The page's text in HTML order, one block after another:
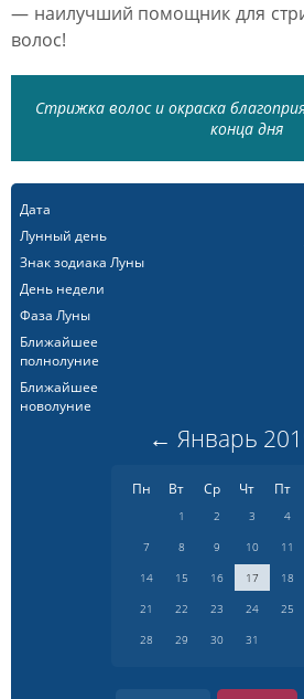
— наилучший помощник для
волос!
Стрижка волос и окраска
конца дня
Дата
Лунный день
Знак зодиака Луны
День недели
Фаза Луны
Ближайшее
полнолуние
Ближайшее
новолуние
← Январь
Пн Вт Ср Чт Пт
1 2 3 4
7
8 9 10 11
14
15 16 17 18
21
22 23 24 25
28
29 30 31